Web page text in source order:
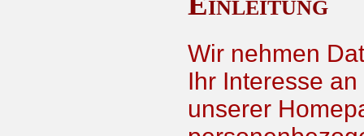
Wir nehmen
Ihr Interesse
unserer